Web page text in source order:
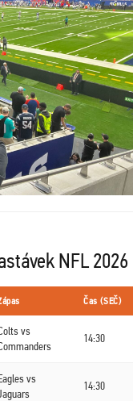
NFL 2026
Čas (SEČ)
vs
14:30
vs
14:30